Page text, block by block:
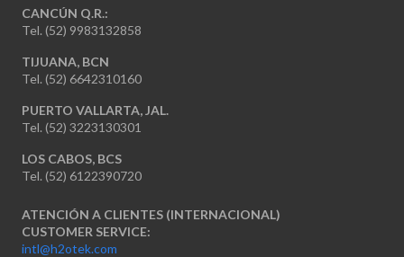
CANCÚN Q.R.:
Tel. (52) 9983132858
TIJUANA, BCN
Tel. (52) 6642310160
PUERTO VALLARTA, JAL.
Tel. (52) 3223130301
LOS CABOS, BCS
Tel. (52) 6122390720
ATENCIÓN A CLIENTES (INTERNACIONAL)
CUSTOMER SERVICE:
intl@h2otek.com